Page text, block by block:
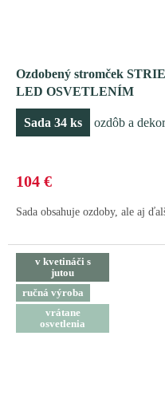
Ozdobený stromček
LED OSVETLENÍM
Sada 34 ks ozdôb a
104 €
Sada obsahuje ozdoby, ale aj
v kvetináči s
jutou
ručná výroba
vrátane
osvetlenia